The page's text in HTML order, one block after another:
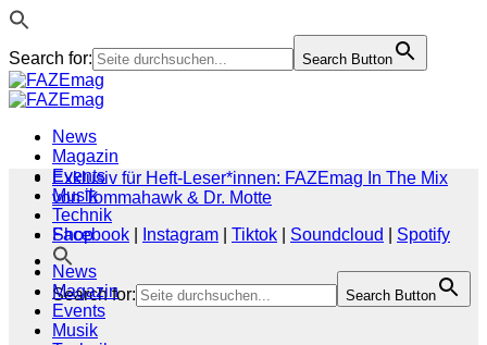
Search for: Search Button
Zum
Inhalt
News
Magazin
Events
Musik
Technik
Shop
Search for: Search Button
Exklusiv für Heft-Leser*innen: FAZEmag In The Mix
von Tommahawk & Dr. Motte
Facebook
Instagram Tiktok Soundcloud
Spotify
News
Magazin
Events
Musik